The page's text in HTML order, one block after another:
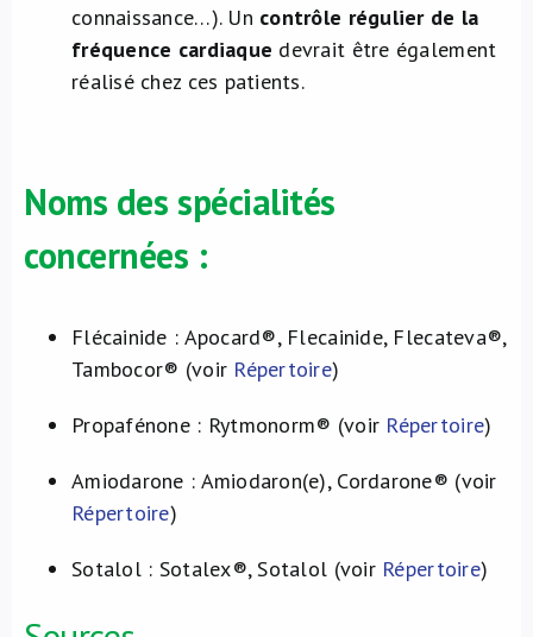
connaissance…). Un contrôle régulier de la
fréquence cardiaque devrait être également
réalisé chez ces patients.
Noms des spécialités
concernées :
Flécainide : Apocard®, Flecainide, Flecateva®,
Tambocor® (voir Répertoire)
Propafénone : Rytmonorm® (voir Répertoire)
Amiodarone : Amiodaron(e), Cordarone® (voir
Répertoire)
Sotalol : Sotalex®, Sotalol (voir Répertoire)